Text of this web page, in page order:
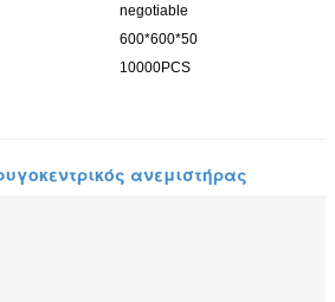
negotiable
600*600*50
10000PCS
ανεμιστήρας